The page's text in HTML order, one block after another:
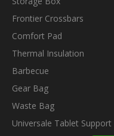
Frontier Crossbars
Comfort Pad
Thermal Insulation
Barbecue
Gear Bag
Waste Bag
Universale Tablet Support